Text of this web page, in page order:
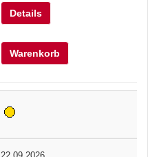
Details
Warenkorb